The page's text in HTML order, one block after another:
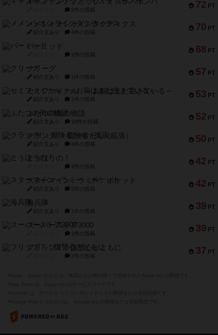
72 PT
キャプテン・フリップ：イスラ・ボンバ
2件の投稿
70 PT
メメントオンラインタクティクス
紹介文あり 4件の投稿
68 PT
パーミッド
1件の投稿
57 PT
クリーグ
紹介文あり 1件の投稿
53 PT
セミファイナル ～お前はまだ生きている～
紹介文あり 1件の投稿
52 PT
ふたつの街の物語
紹介文あり 18件の投稿
50 PT
クランク! ：冒険者たち（拡張）
紹介文あり 4件の投稿
42 PT
とうほうの！
1件の投稿
42 PT
スターマイン・ラミー ポケット
紹介文あり 2件の投稿
39 PT
海兵隊
紹介文あり 1件の投稿
39 PT
スーパーストア3000
1件の投稿
37 PT
フリップ７：復讐心とともに
2件の投稿